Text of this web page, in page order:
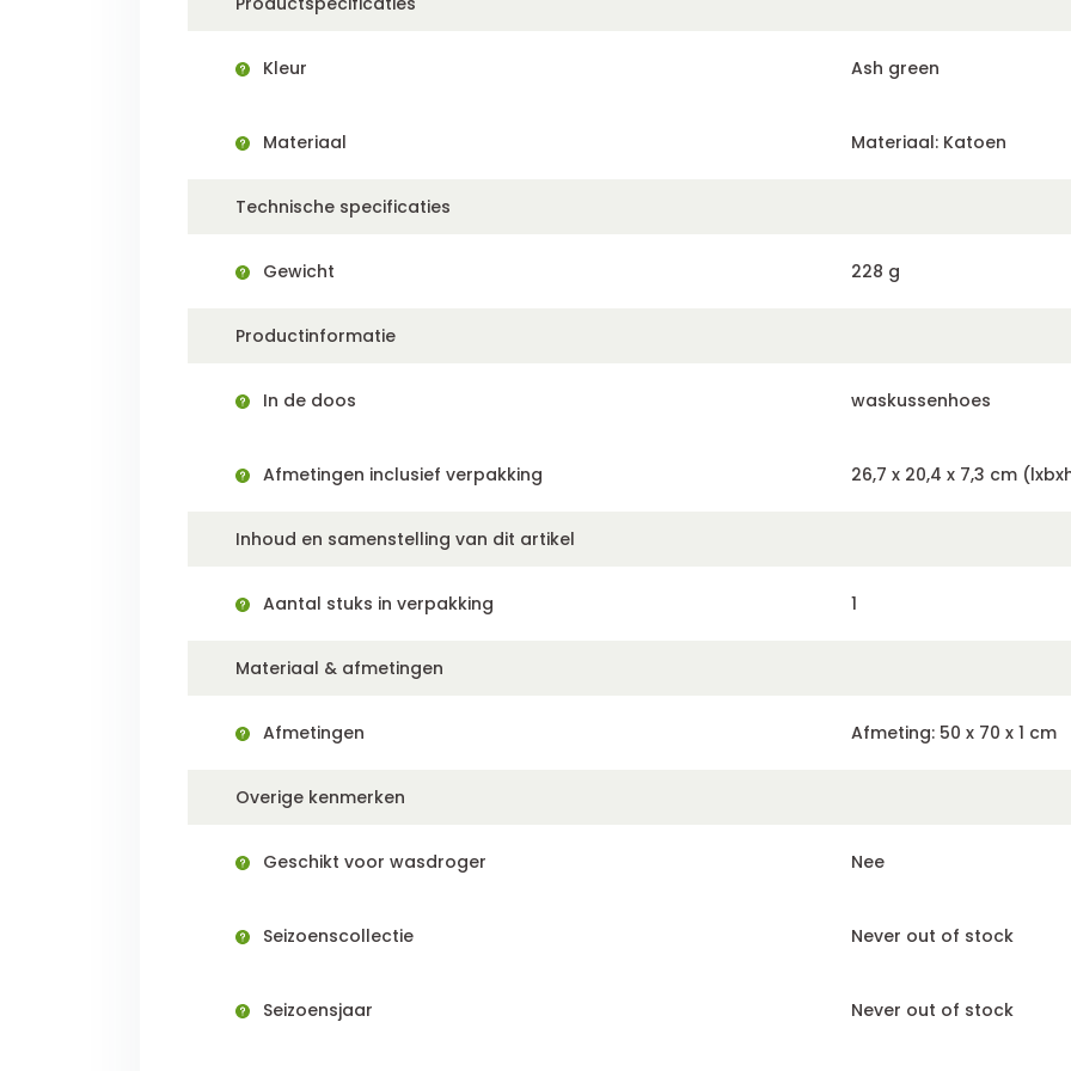
Kleur Ash green
Materiaal Materiaal: Katoen
Technische specificaties
Gewicht 228 g
Productinformatie
In de doos waskussenhoes
Afmetingen inclusief verpakking 26,7 x 20,4 x 7,3 cm
Inhoud en samenstelling van dit artikel
Aantal stuks in verpakking 1
Materiaal & afmetingen
Afmetingen Afmeting: 50 x 70 x 1 cm
Overige kenmerken
Geschikt voor wasdroger Nee
Seizoenscollectie Never out of stock
Seizoensjaar Never out of stock